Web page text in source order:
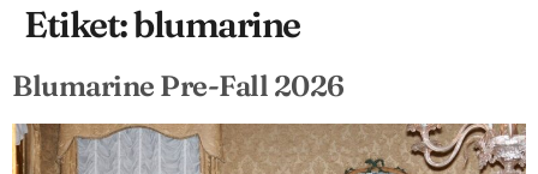
Etiket:blumarine
Blumarine Pre-Fall 2026